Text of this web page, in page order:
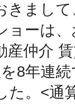
きまして
ョーは
産仲介 賃
8年連
た。<通